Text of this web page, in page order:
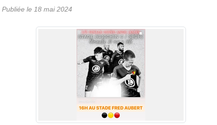
Publiée le 18 mai 2024